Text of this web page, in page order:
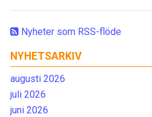
Nyheter som RSS-flöde
NYHETSARKIV
augusti 2026
juli 2026
juni 2026